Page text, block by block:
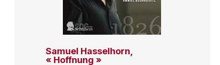
Samuel Hasselhorn,
« Hoffnung »